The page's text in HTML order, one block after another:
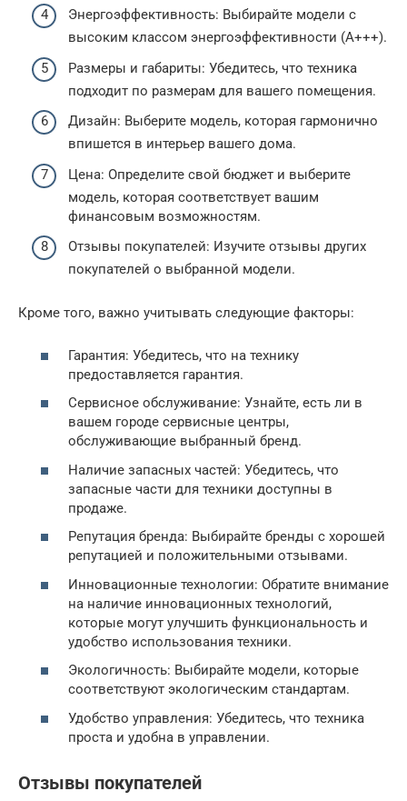
Энергоэффективность: Выбирайте модели с
высоким классом энергоэффективности (A+++).
Размеры и габариты: Убедитесь, что техника
подходит по размерам для вашего помещения.
Дизайн: Выберите модель, которая гармонично
впишется в интерьер вашего дома.
Цена: Определите свой бюджет и выберите
модель, которая соответствует вашим
финансовым возможностям.
Отзывы покупателей: Изучите отзывы других
покупателей о выбранной модели.
Кроме того, важно учитывать следующие факторы:
Гарантия: Убедитесь, что на технику
предоставляется гарантия.
Сервисное обслуживание: Узнайте, есть ли в
вашем городе сервисные центры,
обслуживающие выбранный бренд.
Наличие запасных частей: Убедитесь, что
запасные части для техники доступны в
продаже.
Репутация бренда: Выбирайте бренды с хорошей
репутацией и положительными отзывами.
Инновационные технологии: Обратите внимание
на наличие инновационных технологий,
которые могут улучшить функциональность и
удобство использования техники.
Экологичность: Выбирайте модели, которые
соответствуют экологическим стандартам.
Удобство управления: Убедитесь, что техника
проста и удобна в управлении.
Отзывы покупателей